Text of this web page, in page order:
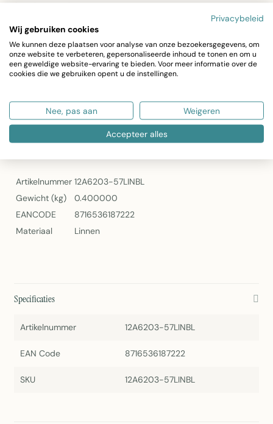
favoriete stoel.
Materiaal: 100% linnen
Kleur: Blauw met witte ruit
Gewicht: 400 gram
Duurzaam en onderhoudsvriendelijk
Linen & More Cushion Levy Check – Linnen Sierkussen 30x50 cm
Artikelnummer 12A6203-57LINBL
Gewicht (kg)
0.400000
EANCODE
8716536187222
Materiaal
Linnen
Specificaties
Artikelnummer 12A6203-57LINBL
EAN Code 8716536187222
SKU 12A6203-57LINBL
Privacybeleid
Wij gebruiken cookies
We kunnen deze plaatsen voor analyse van onze bezoekersgegevens, om
onze website te verbeteren, gepersonaliseerde inhoud te tonen en om u
een geweldige website-ervaring te bieden. Voor meer informatie over de
cookies die we gebruiken opent u de instellingen.
Nee, pas aan Weigeren
Accepteer alles